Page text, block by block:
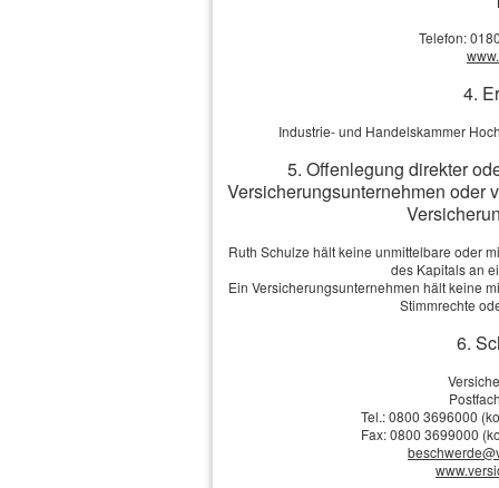
Telefon:
Anmerkungen
Ich bin einverstandenmit
Übersendung von
Widerrufshinweise in der
Telefon:
4.
Industrie- und Handelskammer
5. Offenlegung direkter
Versicherungsunternehmen oder
Ruth Schulze hält keine unmittelbare oder
des Kapitals an
Ein Versicherungsunternehmen hält keine
Stimmrechte
6.
Tel.: 0800 3696000
Fax: 0800 3699000